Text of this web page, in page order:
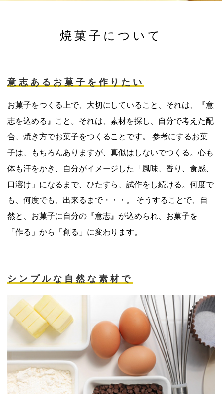
焼菓子について
意志あるお菓子を作りたい
お菓子をつくる上で、大切にしていること、それは、『意
志を込める』こと。それは、素材を探し、自分で考えた配
合、焼き方でお菓子をつくることです。 参考にするお菓
子は、もちろんありますが、真似はしないでつくる。心も
体も汗をかき、自分がイメージした「風味、香り、食感、
口溶け」になるまで、ひたすら、試作をし続ける。何度で
も、何度でも、出来るまで・・・。 そうすることで、自
然と、お菓子に自分の『意志』が込められ、お菓子を
「作る」から「創る」に変わります。
シンプルな自然な素材で